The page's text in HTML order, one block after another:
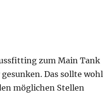
zum Main Tank
Das sollte wohl
möglichen Stellen